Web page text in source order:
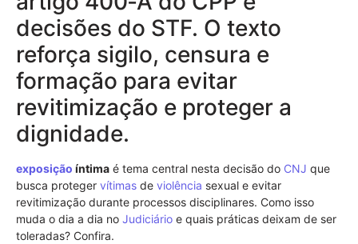
decisões do STF. O texto
reforça sigilo, censura e
formação para evitar
revitimização e proteger a
dignidade.
exposição íntima é tema central nesta decisão do CNJ que
busca proteger vítimas de violência sexual e evitar
revitimização durante processos disciplinares. Como isso
muda o dia a dia no Judiciário e quais práticas deixam de ser
toleradas? Confira.